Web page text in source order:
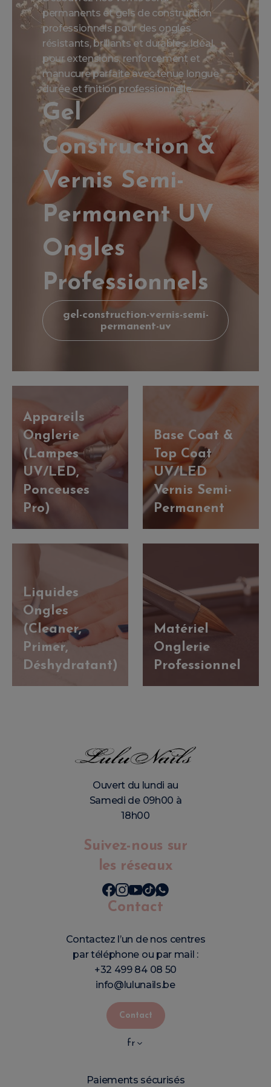
permanents et gels de construction
professionnels pour des ongles
résistants, brillants et durables. Idéal
pour extensions, renforcement et
manucure parfaite avec tenue longue
durée et finition professionnelle.
Gel
Construction &
Vernis Semi-
Permanent UV
Ongles
Professionnels
gel-construction-vernis-semi-
permanent-uv
Appareils
Onglerie
(Lampes
UV/LED,
Ponceuses
Pro)
Base Coat &
Top Coat
UV/LED
Vernis Semi-
Permanent
Liquides
Ongles
(Cleaner,
Primer,
Déshydratant)
Matériel
Onglerie
Professionnel
Ouvert du lundi au
Samedi de 09h00 à
18h00
Suivez-nous sur
les réseaux
Contact
Contactez l’un de nos centres
par téléphone ou par mail :
+32 499 84 08 50
info@lulunails.be
Contact
fr
Paiements sécurisés